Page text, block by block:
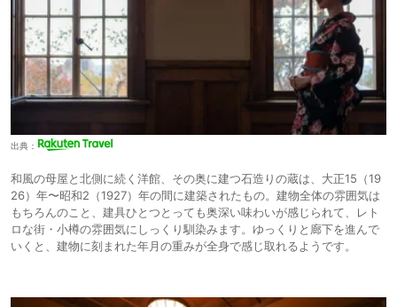
出典：
和風の母屋と北側に続く洋館、その奥に建つ石造りの蔵は、大正15（19
26）年〜昭和2（1927）年の間に建築されたもの。建物全体の雰囲気は
もちろんのこと、建具ひとつとっても奥深い味わいが感じられて、レト
ロな街・小樽の雰囲気にしっくり馴染みます。ゆっくりと廊下を進んで
いくと、建物に刻まれた年月の重みが全身で感じ取れるようです。